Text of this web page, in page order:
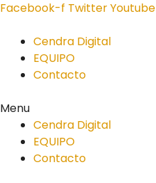
Facebook-f TwitterYoutube
Cendra Digital
EQUIPO
Contacto
Menu
Cendra Digital
EQUIPO
Contacto